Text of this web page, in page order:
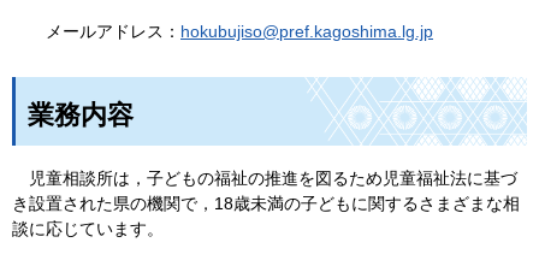
メールアドレス： hokubujiso@pref.kagoshima.lg.jp
業務内容
児童相談所は，子どもの福祉の推進を図るため児童福祉法に基づ
き設置された県の機関で，18歳未満の子どもに関するさまざまな相
談に応じています。